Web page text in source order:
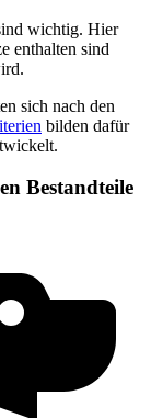
wichtig. Hier
enthalten sind
sich nach den
bilden dafür
Bestandteile